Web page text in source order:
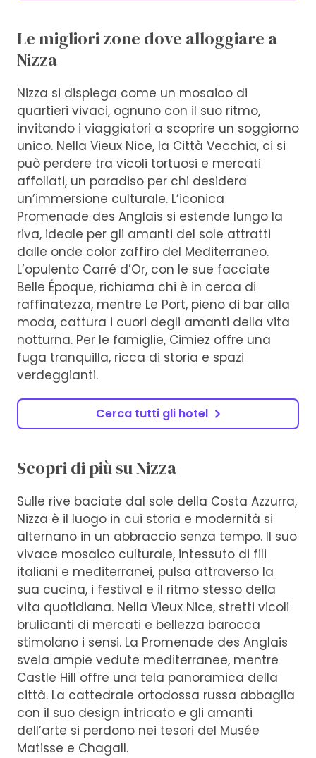
Le migliori zone dove alloggiare a
Nizza
Nizza si dispiega come un mosaico di
quartieri vivaci, ognuno con il suo ritmo,
invitando i viaggiatori a scoprire un soggiorno
unico. Nella Vieux Nice, la Città Vecchia, ci si
può perdere tra vicoli tortuosi e mercati
affollati, un paradiso per chi desidera
un’immersione culturale. L’iconica
Promenade des Anglais si estende lungo la
riva, ideale per gli amanti del sole attratti
dalle onde color zaffiro del Mediterraneo.
L’opulento Carré d’Or, con le sue facciate
Belle Époque, richiama chi è in cerca di
raffinatezza, mentre Le Port, pieno di bar alla
moda, cattura i cuori degli amanti della vita
notturna. Per le famiglie, Cimiez offre una
fuga tranquilla, ricca di storia e spazi
verdeggianti.
Cerca tutti gli hotel
Scopri di più su Nizza
Sulle rive baciate dal sole della Costa Azzurra,
Nizza è il luogo in cui storia e modernità si
alternano in un abbraccio senza tempo. Il suo
vivace mosaico culturale, intessuto di fili
italiani e mediterranei, pulsa attraverso la
sua cucina, i festival e il ritmo stesso della
vita quotidiana. Nella Vieux Nice, stretti vicoli
brulicanti di mercati e bellezza barocca
stimolano i sensi. La Promenade des Anglais
svela ampie vedute mediterranee, mentre
Castle Hill offre una tela panoramica della
città. La cattedrale ortodossa russa abbaglia
con il suo design intricato e gli amanti
dell’arte si perdono nei tesori del Musée
Matisse e Chagall.